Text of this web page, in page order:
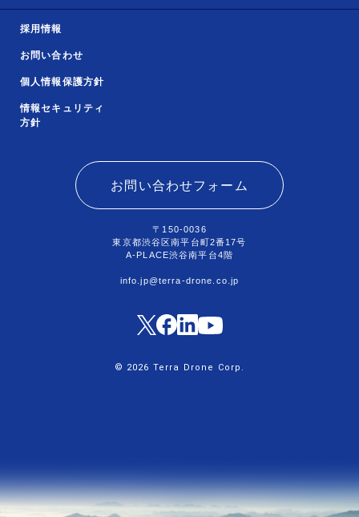
採用情報
お問い合わせ
個人情報保護方針
情報セキュリティ
方針
お問い合わせフォーム
〒150-0036
東京都渋谷区南平台町2番17号
A-PLACE渋谷南平台4階
info.jp@terra-drone.co.jp
© 2026 Terra Drone Corp.